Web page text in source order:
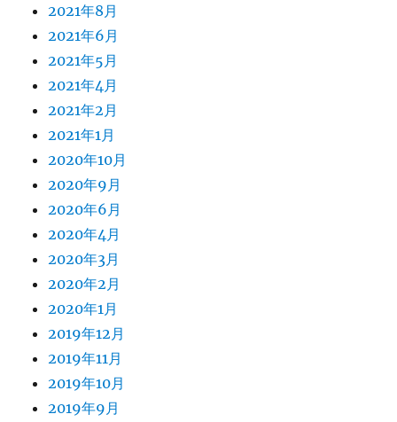
2021年8月
2021年6月
2021年5月
2021年4月
2021年2月
2021年1月
2020年10月
2020年9月
2020年6月
2020年4月
2020年3月
2020年2月
2020年1月
2019年12月
2019年11月
2019年10月
2019年9月